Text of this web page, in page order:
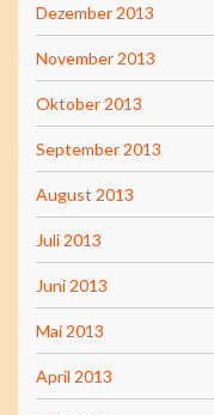
Dezember 2013
November 2013
Oktober 2013
September 2013
August 2013
Juli 2013
Juni 2013
Mai 2013
April 2013